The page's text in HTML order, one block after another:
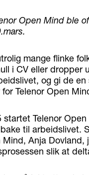
Open Mind ble
mange flinke
i CV eller dropper
og gi de
Telenor Open
startet Telenor
til arbeidslivet.
Mind, Anja
slik at